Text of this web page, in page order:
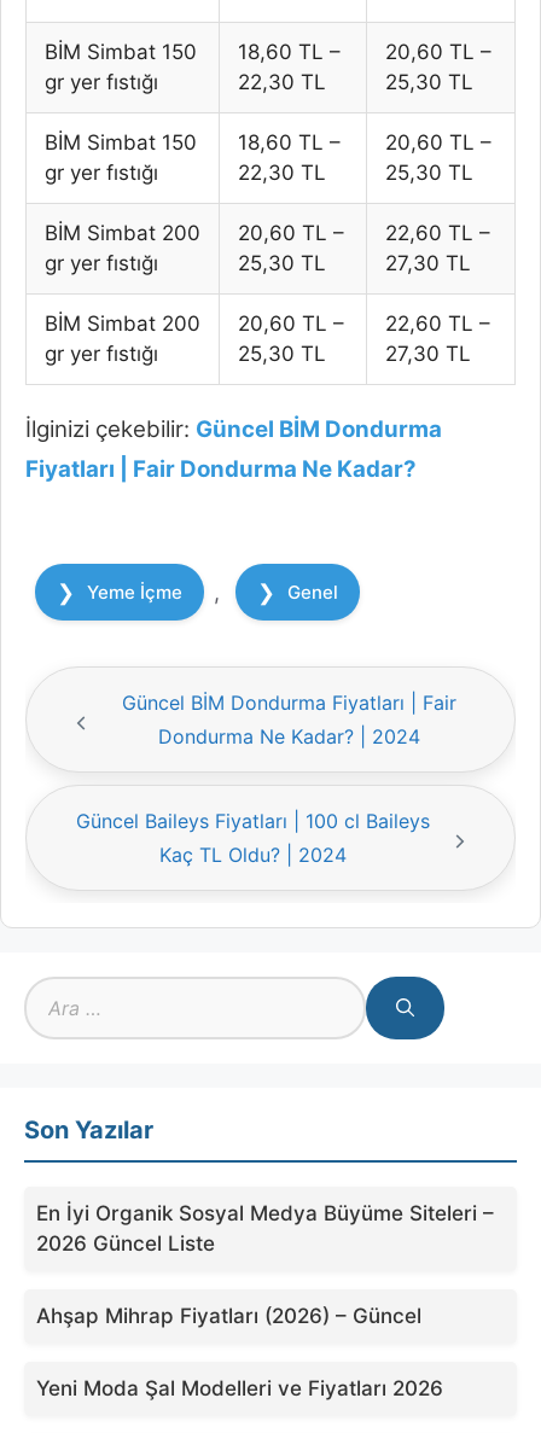
BİM Simbat 150
gr yer fıstığı
18,60 TL –
22,30 TL
20,60 TL –
25,30 TL
BİM Simbat 150
gr yer fıstığı
18,60 TL –
22,30 TL
20,60 TL –
25,30 TL
BİM Simbat 200
gr yer fıstığı
20,60 TL –
25,30 TL
22,60 TL –
27,30 TL
BİM Simbat 200
gr yer fıstığı
20,60 TL –
25,30 TL
22,60 TL –
27,30 TL
İlginizi çekebilir: Güncel BİM Dondurma
Fiyatları | Fair Dondurma Ne Kadar?
Kategoriler
Yeme İçme , Genel
Güncel BİM Dondurma Fiyatları | Fair
Dondurma Ne Kadar? | 2024
Güncel Baileys Fiyatları | 100 cl Baileys
Kaç TL Oldu? | 2024
için
ara
Son Yazılar
En İyi Organik Sosyal Medya Büyüme Siteleri –
2026 Güncel Liste
Ahşap Mihrap Fiyatları (2026) – Güncel
Yeni Moda Şal Modelleri ve Fiyatları 2026